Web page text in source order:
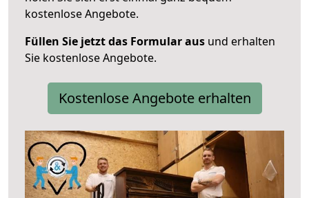
kostenlose Angebote.
Füllen Sie jetzt das Formular aus und erhalten
Sie kostenlose Angebote.
Kostenlose Angebote erhalten